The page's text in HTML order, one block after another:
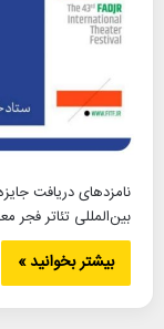
بین‌المللی تئاتر فجر
بیشتر بخوانید »